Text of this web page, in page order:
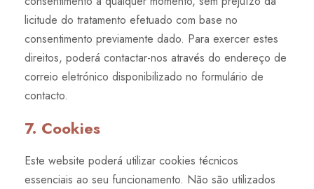
licitude do tratamento efetuado com base no
consentimento previamente dado. Para exercer estes
direitos, poderá contactar-nos através do endereço de
correio eletrónico disponibilizado no formulário de
contacto.
7. Cookies
Este website poderá utilizar cookies técnicos
essenciais ao seu funcionamento. Não são utilizados